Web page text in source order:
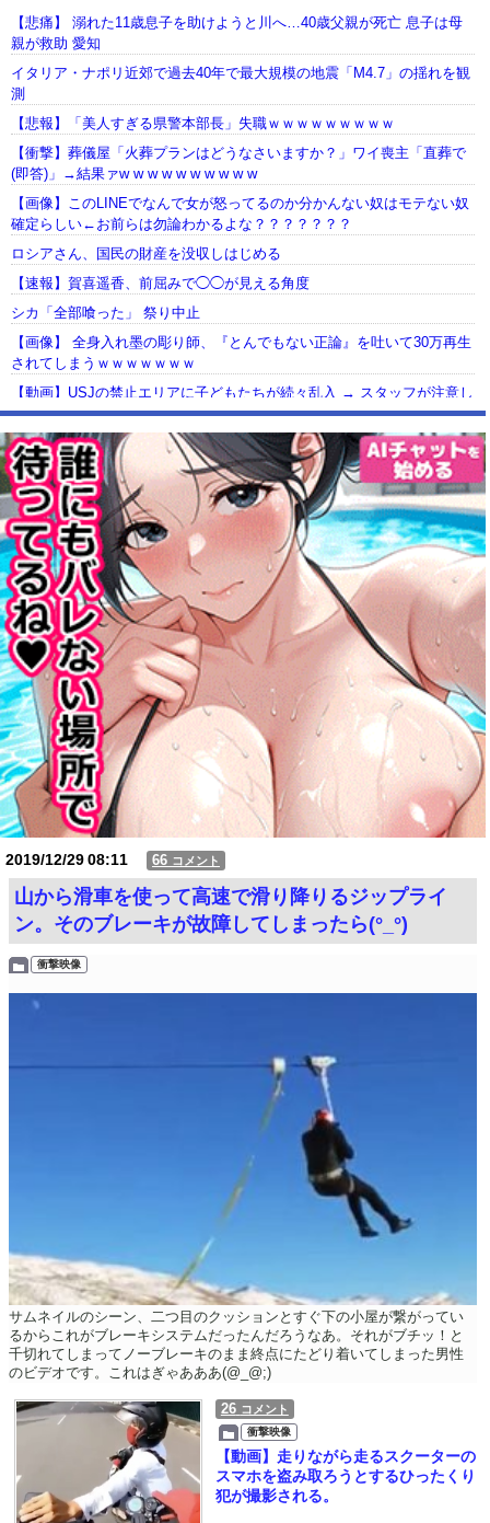
【悲痛】 溺れた11歳息子を助けようと川へ…40歳父親が死亡 息子は母
親が救助 愛知
イタリア・ナポリ近郊で過去40年で最大規模の地震「M4.7」の揺れを観
測
【悲報】「美人すぎる県警本部長」失職ｗｗｗｗｗｗｗｗｗ
【衝撃】葬儀屋「火葬プランはどうなさいますか？」ワイ喪主「直葬で
(即答)」→結果ァw w w w w w w w w w
【画像】このLINEでなんで女が怒ってるのか分かんない奴はモテない奴
確定らしい←お前らは勿論わかるよな？？？？？？？
ロシアさん、国民の財産を没収しはじめる
【速報】賀喜遥香、前屈みで◯◯が見える角度
シカ「全部喰った」 祭り中止
【画像】 全身入れ墨の彫り師、『とんでもない正論』を吐いて30万再生
されてしまうｗｗｗｗｗｗｗ
【動画】USJの禁止エリアに子どもたちが続々乱入 → スタッフが注意し
ても止まらない事態に
Powered by livedoor 相互RSS
2019/12/2908:11 66 コメント
山から滑車を使って高速で滑り降りるジップライ
ン。そのブレーキが故障してしまったら(°_°)
衝撃映像
サムネイルのシーン、二つ目のクッションとすぐ下の小屋が繋がってい
るからこれがブレーキシステムだったんだろうなあ。それがブチッ！と
千切れてしまってノーブレーキのまま終点にたどり着いてしまった男性
のビデオです。これはぎゃあああ(@_@;)
26 コメント
衝撃映像
【動画】走りながら走るスクーターの
スマホを盗み取ろうとするひったくり
犯が撮影される。